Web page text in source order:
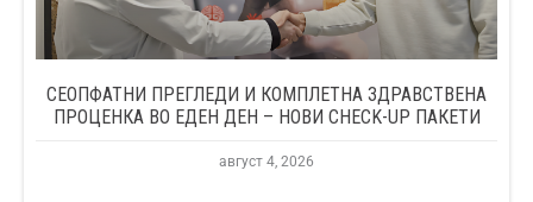
СЕОПФАТНИ ПРЕГЛЕДИ И КОМПЛЕТНА ЗДРАВСТВЕНА
ПРОЦЕНКА ВО ЕДЕН ДЕН – НОВИ CHECK-UP ПАКЕТИ
август 4, 2026